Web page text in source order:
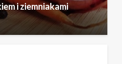
i ziemniakami